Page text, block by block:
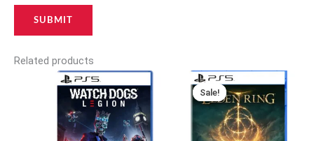
Related products
Sale!
Sale!
Original
price
was:
Current
price
is: